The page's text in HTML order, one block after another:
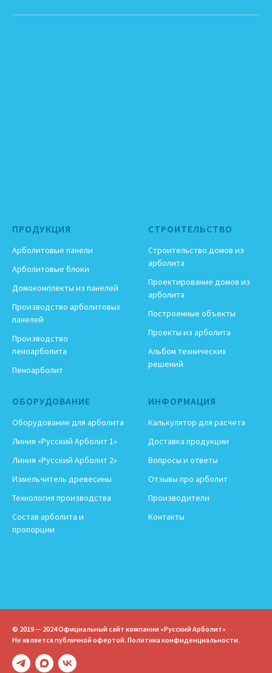
ПРОДУКЦИЯ
Арболитовые панели
Арболитовые блоки
Домокомплекты из панелей
Производство арболитовых
панелей
Производство
пеноарболита
Пеноарболит
СТРОИТЕЛЬСТВО
Строительство домов из
арболита
Проектирование домов из
арболита
Построенные объекты
Проекты из арболита
Альбом технических
решений
ОБОРУДОВАНИЕ
Оборудование для арболита
Линия «Русский Арболит 1»
Линия «Русский Арболит 2»
Измельчитель древесины
Технология производства
Состав арболита и
пропорции
ИНФОРМАЦИЯ
Калькулятор для расчета
Доставка продукции
Вопросы и ответы
Отзывы про арболит
Производители
Контакты
© 2019 — 2024 Официальный сайт компании «Русский Арболит»
Не является публичной офертой. Политика конфиденциальности.